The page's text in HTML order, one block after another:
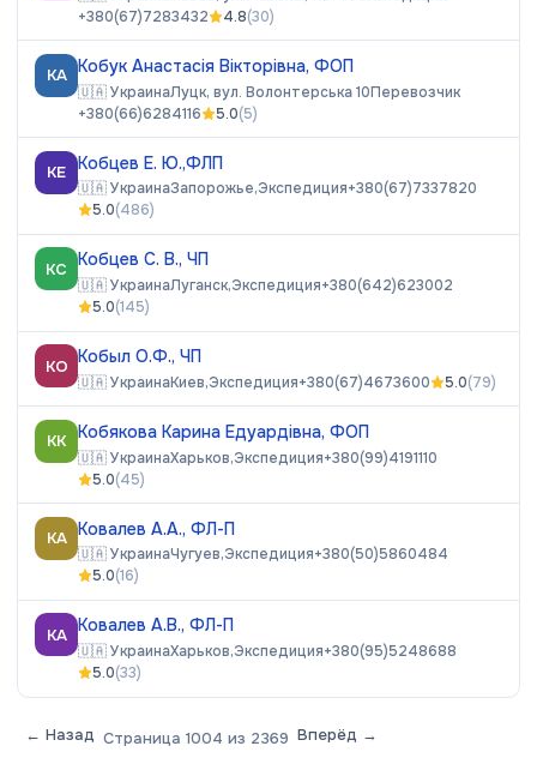
+380(67)7283432
4.8(30)
КА Кобук Анастасія Вікторівна, ФОП
🇺🇦УкраинаЛуцк, вул. Волонтерська 10Перевозчик
+380(66)6284116
5.0(5)
КЕ Кобцев Е. Ю.,ФЛП
🇺🇦УкраинаЗапорожье,Экспедиция+380(67)7337820
5.0(486)
КС Кобцев С. В., ЧП
🇺🇦УкраинаЛуганск,Экспедиция+380(642)623002
5.0(145)
КО Кобыл О.Ф., ЧП
🇺🇦УкраинаКиев,Экспедиция+380(67)4673600 5.0(79)
КК Кобякова Карина Едуардівна, ФОП
🇺🇦УкраинаХарьков,Экспедиция+380(99)4191110
5.0(45)
КА Ковалев А.А., ФЛ-П
🇺🇦УкраинаЧугуев,Экспедиция+380(50)5860484
5.0(16)
КА Ковалев А.В., ФЛ-П
🇺🇦УкраинаХарьков,Экспедиция+380(95)5248688
5.0(33)
← Назад Страница 1004 из 2369 Вперёд →